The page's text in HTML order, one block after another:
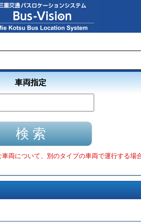
車両指定
両について、別のタイプの車両で運行する場